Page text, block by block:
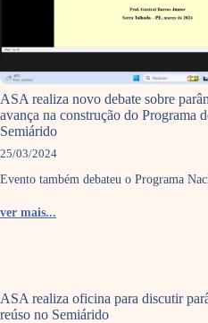
ASA realiza novo debate sobre
avança na construção do Programa
Semiárido
25/03/2024
Evento também debateu o Programa
ver mais...
ASA realiza oficina para discutir
reúso no Semiárido